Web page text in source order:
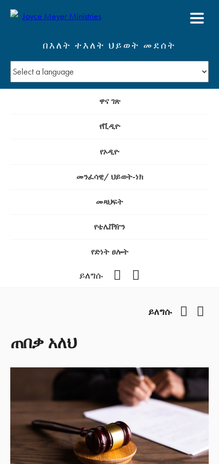
በእለት ተእለት ህይወት መደሰት
ዋና ገጽ
የቪዲዮ
የኦዲዮ
መንፈሳዊ/ ህይወት-ነክ
መጻህፍት
የቴሌቨዥን
የድነት ፀሎት
ይለግሱ
ይለግሱ
ጠበቃ አለህ